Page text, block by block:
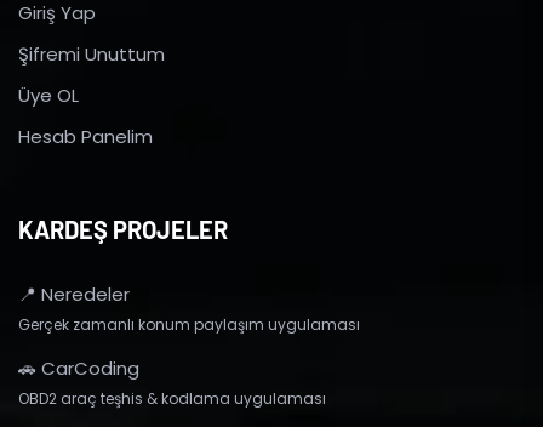
Giriş Yap
Şifremi Unuttum
Üye OL
Hesab Panelim
KARDEŞ PROJELER
📍 Neredeler
Gerçek zamanlı konum paylaşım uygulaması
🚗 CarCoding
OBD2 araç teşhis & kodlama uygulaması